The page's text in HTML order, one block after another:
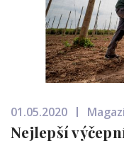
01.05.2020
Nejlepší